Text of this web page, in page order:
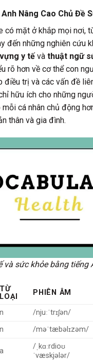
Nâng Cao Chủ Đề
có mặt ở khắp mọi nơi,
đến những nghiên cứu
y tế và thuật ngữ
rõ hơn về cơ thể con
điều trị và các vấn đề
hữu ích cho những
cá nhân chủ động
thân và gia đình.
và sức khỏe bằng tiếng
TỪ
LOẠI
PHIÊN ÂM
n /njuːˈtrɪʃən/
n /məˈtæbəlɪzəm/
a
/ˌkɑːrdioʊ
ˈvæskjələr/